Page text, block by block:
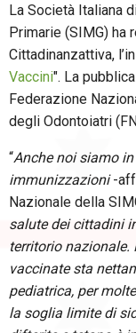
La Società Italiana
Primarie (SIMG) ha
Cittadinanzattiva,
Vaccini". La
Federazione
degli Odontoiatri
“Anche noi siamo
immunizzazioni-
Nazionale della
salute dei cittadini
territorio nazionale.
vaccinate sta
pediatrica, per
la soglia limite di